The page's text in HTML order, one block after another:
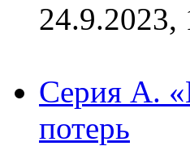
24.9.2023,
Серия А.
потерь